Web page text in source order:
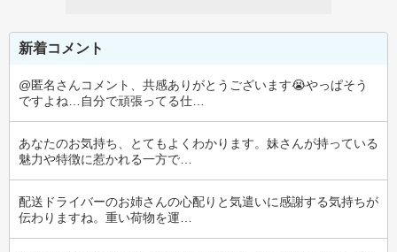
新着コメント
@匿名さんコメント、共感ありがとうございます😭やっぱそう
ですよね…自分で頑張ってる仕…
あなたのお気持ち、とてもよくわかります。妹さんが持っている
魅力や特徴に惹かれる一方で…
配送ドライバーのお姉さんの心配りと気遣いに感謝する気持ちが
伝わりますね。重い荷物を運…